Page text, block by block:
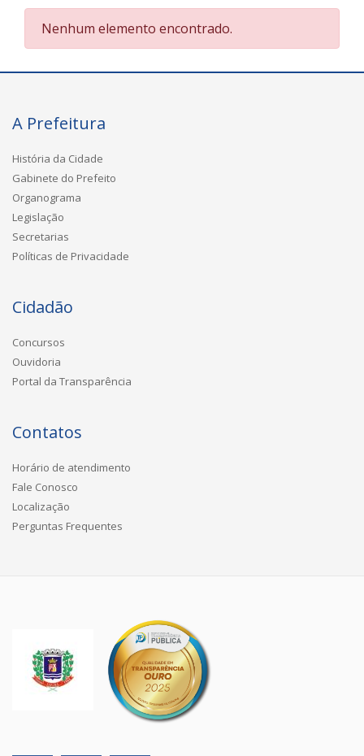
Nenhum elemento encontrado.
A Prefeitura
História da Cidade
Gabinete do Prefeito
Organograma
Legislação
Secretarias
Políticas de Privacidade
Cidadão
Concursos
Ouvidoria
Portal da Transparência
Contatos
Horário de atendimento
Fale Conosco
Localização
Perguntas Frequentes